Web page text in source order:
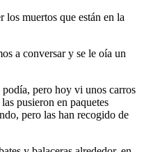
los muertos que están en la
a conversar y se le oía un
podía, pero hoy vi unos carros
pusieron en paquetes
pero las han recogido de